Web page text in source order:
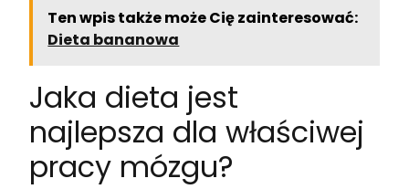
Ten wpis także może Cię zainteresować:
Dieta bananowa
Jaka dieta jest
najlepsza dla właściwej
pracy mózgu?